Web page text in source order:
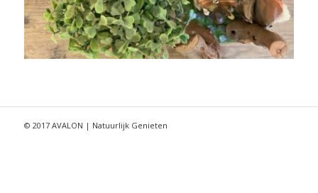
© 2017 AVALON | Natuurlijk Genieten